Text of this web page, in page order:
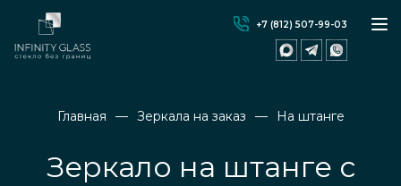
+7 (812) 507-99-03
Главная Зеркала на заказ На штанге
Зеркало на штанге с